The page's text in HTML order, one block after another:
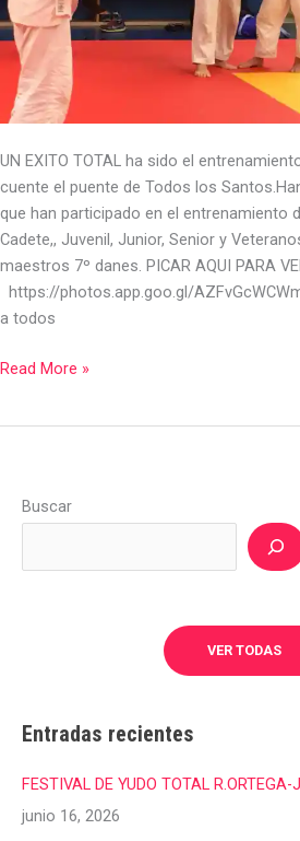
UN EXITO TOTAL ha sido el
cuente el puente de Todos los
que han participado en el entrenamiento
Cadete,, Juvenil, Junior, Senior y
maestros 7º danes. PICAR AQUI PARA
https://photos.app.goo.gl/
a todos
Read More »
Buscar
VER TODAS
Entradas recientes
FESTIVAL DE YUDO TOTAL
junio 16, 2026